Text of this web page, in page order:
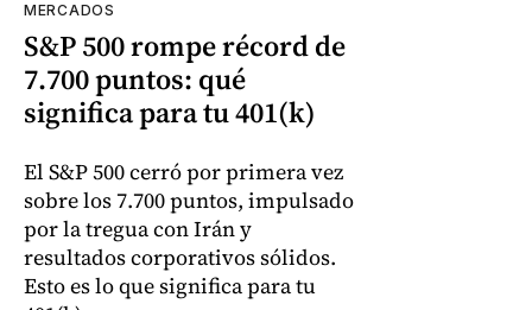
MERCADOS
S&P 500 rompe récord de
7.700 puntos: qué
significa para tu 401(k)
El S&P 500 cerró por primera vez
sobre los 7.700 puntos, impulsado
por la tregua con Irán y
resultados corporativos sólidos.
Esto es lo que significa para tu